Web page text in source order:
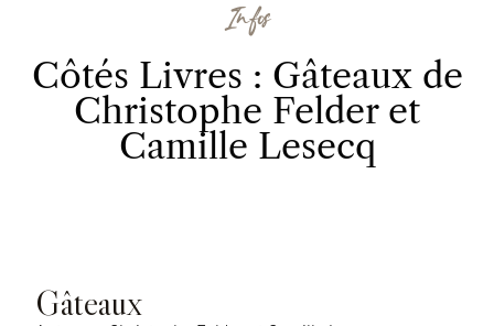
Infos
Côtés Livres : Gâteaux de
Christophe Felder et
Camille Lesecq
Gâteaux